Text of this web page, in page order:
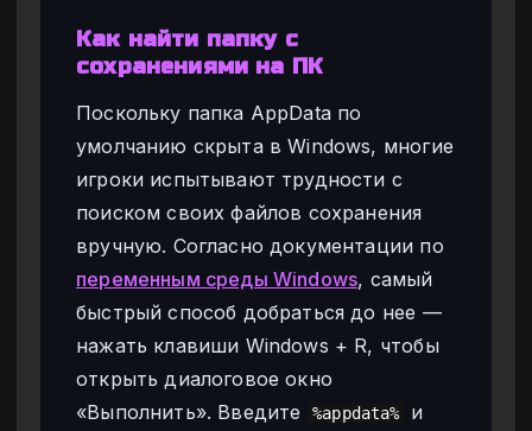
Как найти папку с
сохранениями на ПК
Поскольку папка AppData по
умолчанию скрыта в Windows, многие
игроки испытывают трудности с
поиском своих файлов сохранения
вручную. Согласно документации по
переменным среды Windows, самый
быстрый способ добраться до нее —
нажать клавиши Windows + R, чтобы
открыть диалоговое окно
«Выполнить». Введите
%appdata%
и